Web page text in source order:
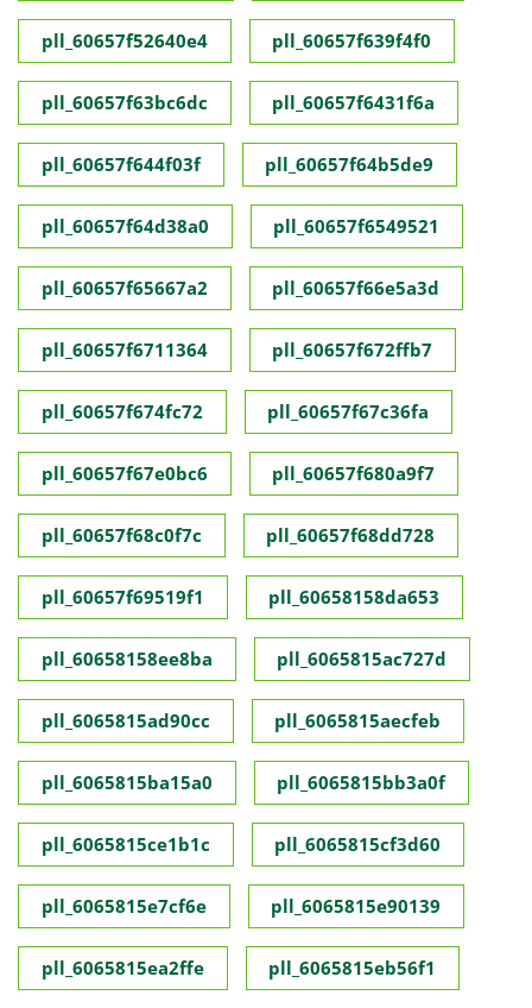
pll_60657f52640e4 pll_60657f639f4f0
pll_60657f63bc6dc pll_60657f6431f6a
pll_60657f644f03f pll_60657f64b5de9
pll_60657f64d38a0 pll_60657f6549521
pll_60657f65667a2 pll_60657f66e5a3d
pll_60657f6711364 pll_60657f672ffb7
pll_60657f674fc72 pll_60657f67c36fa
pll_60657f67e0bc6 pll_60657f680a9f7
pll_60657f68c0f7c pll_60657f68dd728
pll_60657f69519f1 pll_60658158da653
pll_60658158ee8ba pll_6065815ac727d
pll_6065815ad90cc pll_6065815aecfeb
pll_6065815ba15a0 pll_6065815bb3a0f
pll_6065815ce1b1c pll_6065815cf3d60
pll_6065815e7cf6e pll_6065815e90139
pll_6065815ea2ffe pll_6065815eb56f1